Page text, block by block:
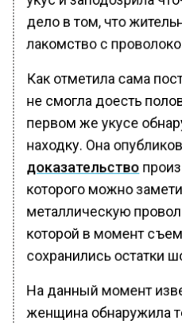
дело в том, что
лакомство с
Как отметила сама
не смогла доесть
первом же укусе
находку. Она
доказательство
которого можно
металлическую
которой в момент
сохранились остатки
На данный момент
женщина обнаружила